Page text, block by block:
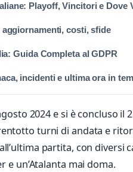
Playoff, Vincitori e Dove
costi, sfide
Guida Completa al GDPR
incidenti e ultima ora in
2024 e si è concluso il
turni di andata e
partita, con diversi
e un’Atalanta mai doma.